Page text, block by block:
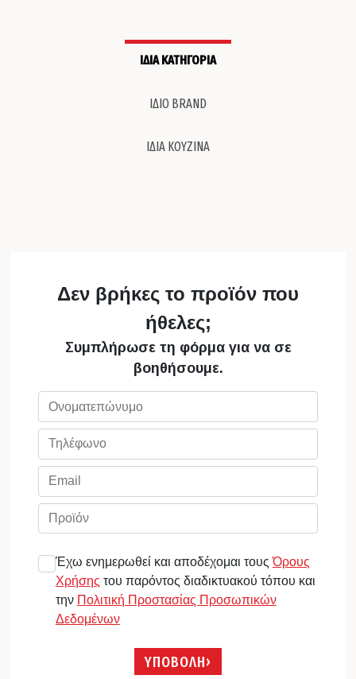
ΙΔΙΑ ΚΑΤΗΓΟΡΙΑ
ΙΔΙΟ BRAND
ΙΔΙΑ ΚΟΥΖΙΝΑ
Δεν βρήκες το προϊόν που
ήθελες;
Συμπλήρωσε τη φόρμα για να σε
βοηθήσουμε.
Έχω ενημερωθεί και αποδέχομαι τουςΌρους
Χρήσης του παρόντος διαδικτυακού τόπου και
την Πολιτική Προστασίας Προσωπικών
Δεδομένων
ΥΠΟΒΟΛΗ